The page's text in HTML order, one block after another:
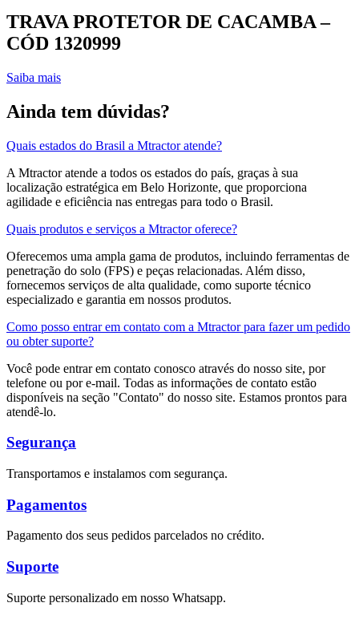
TRAVA PROTETOR DE CACAMBA –
CÓD 1320999
Saiba mais
Ainda tem dúvidas?
Quais estados do Brasil a Mtractor atende?
A Mtractor atende a todos os estados do país, graças à sua
localização estratégica em Belo Horizonte, que proporciona
agilidade e eficiência nas entregas para todo o Brasil.
Quais produtos e serviços a Mtractor oferece?
Oferecemos uma ampla gama de produtos, incluindo ferramentas de
penetração do solo (FPS) e peças relacionadas. Além disso,
fornecemos serviços de alta qualidade, como suporte técnico
especializado e garantia em nossos produtos.
Como posso entrar em contato com a Mtractor para fazer um pedido
ou obter suporte?
Você pode entrar em contato conosco através do nosso site, por
telefone ou por e-mail. Todas as informações de contato estão
disponíveis na seção "Contato" do nosso site. Estamos prontos para
atendê-lo.
Segurança
Transportamos e instalamos com segurança.
Pagamentos
Pagamento dos seus pedidos parcelados no crédito.
Suporte
Suporte personalizado em nosso Whatsapp.